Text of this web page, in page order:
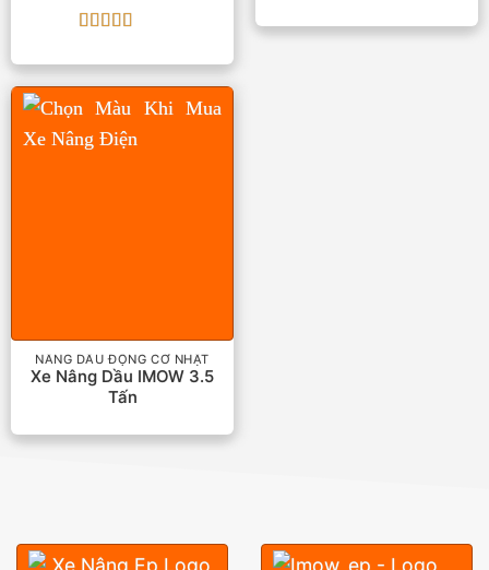
hạng55 sao
NÂNG DẦU ĐỘNG CƠ NHẬT
Xe Nâng Dầu IMOW 3.5
Tấn